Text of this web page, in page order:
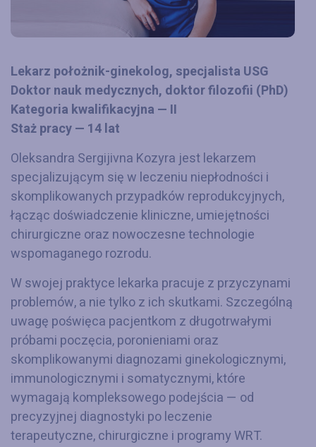
Lekarz położnik-ginekolog, specjalista USG
Doktor nauk medycznych, doktor filozofii (PhD)
Kategoria kwalifikacyjna — II
Staż pracy — 14 lat
Oleksandra Sergijivna Kozyra jest lekarzem
specjalizującym się w leczeniu niepłodności i
skomplikowanych przypadków reprodukcyjnych,
łącząc doświadczenie kliniczne, umiejętności
chirurgiczne oraz nowoczesne technologie
wspomaganego rozrodu.
W swojej praktyce lekarka pracuje z przyczynami
problemów, a nie tylko z ich skutkami. Szczególną
uwagę poświęca pacjentkom z długotrwałymi
próbami poczęcia, poronieniami oraz
skomplikowanymi diagnozami ginekologicznymi,
immunologicznymi i somatycznymi, które
wymagają kompleksowego podejścia — od
precyzyjnej diagnostyki po leczenie
terapeutyczne, chirurgiczne i programy WRT.